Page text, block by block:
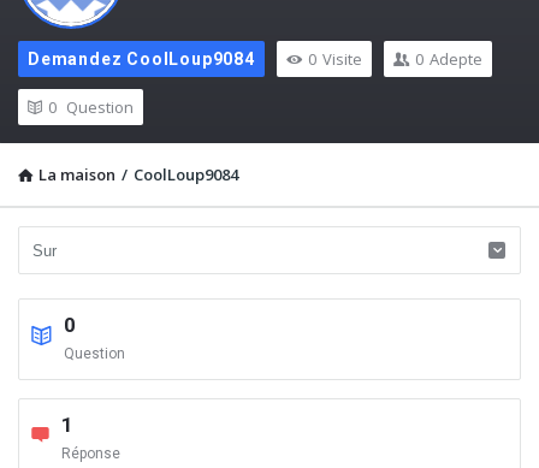
Demandez CoolLoup9084 0 Visite 0 Adepte
0 Question
La maison / CoolLoup9084
0
Question
1
Réponse